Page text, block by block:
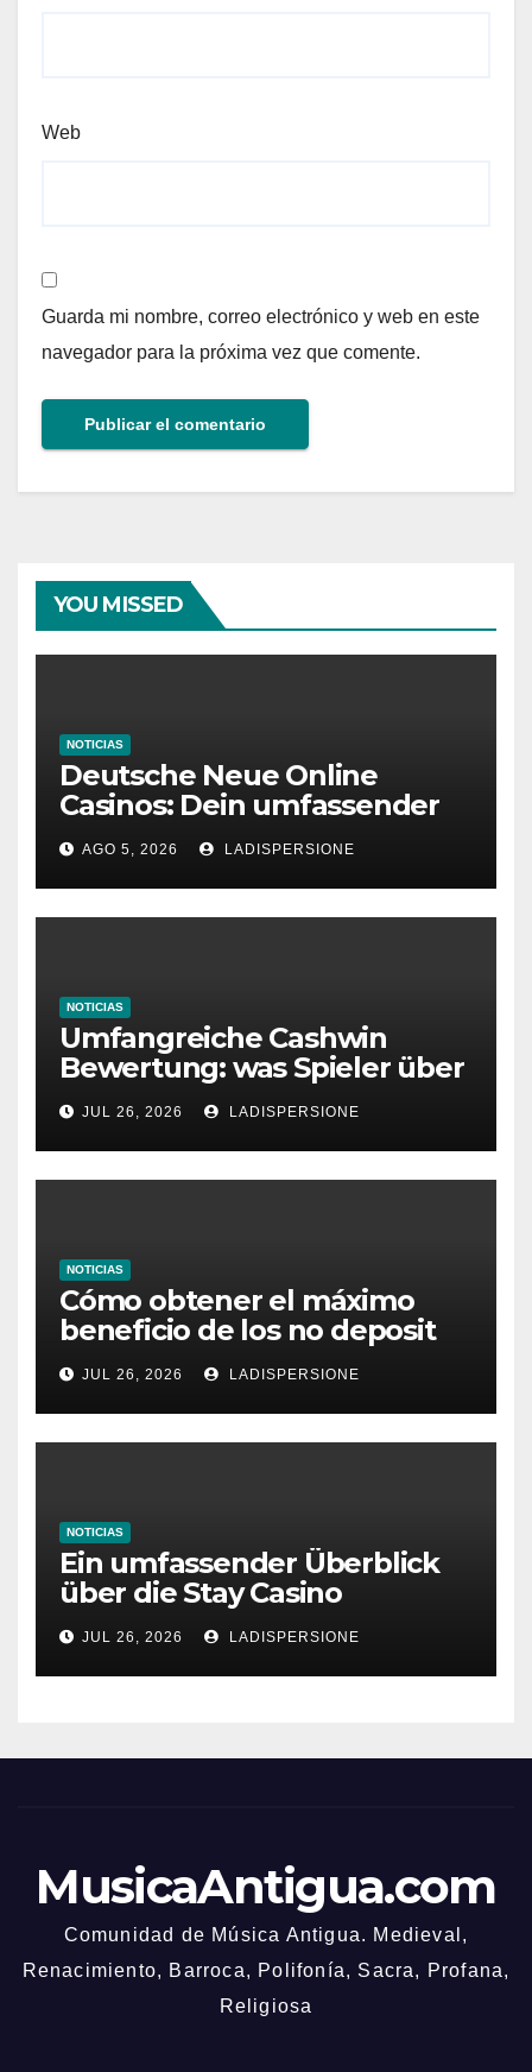
Web
Guarda mi nombre, correo electrónico y web en este
navegador para la próxima vez que comente.
YOU MISSED
NOTICIAS
Deutsche Neue Online
Casinos: Dein umfassender
Ratgeber für moderne
Glücksspielplattformen
AGO 5, 2026 LADISPERSIONE
NOTICIAS
Umfangreiche Cashwin
Bewertung: was Spieler über
dieses Casino denken
JUL 26, 2026 LADISPERSIONE
NOTICIAS
Cómo obtener el máximo
beneficio de los no deposit
bonus codes de roby casino
JUL 26, 2026 LADISPERSIONE
NOTICIAS
Ein umfassender Überblick
über die Stay Casino
Bonusbedingungen
JUL 26, 2026 LADISPERSIONE
MusicaAntigua.com
Comunidad de Música Antigua. Medieval,
Renacimiento, Barroca, Polifonía, Sacra, Profana,
Religiosa